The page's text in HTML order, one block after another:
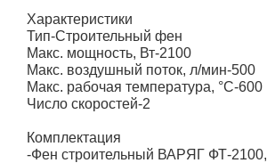
Характеристики
Тип-Строительный фен
Макс. мощность, Вт-2100
Макс. воздушный поток, л/мин-500
Макс. рабочая температура, °С-600
Число скоростей-2
Комплектация
-Фен строительный ВАРЯГ ФТ-2100,